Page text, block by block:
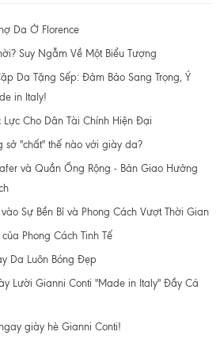
Da Ở Florence
Suy Ngẫm Về Một Biểu Tượng
Da Tặng Sếp: Đảm Bảo Sang Trọng, Ý
in Italy!
Lực Cho Dân Tài Chính Hiện Đại
sở "chất" thế nào với giày da?
và Quần Ống Rộng - Bản Giao Hưởng
Sự Bền Bỉ và Phong Cách Vượt Thời Gian
Phong Cách Tinh Tế
Da Luôn Bóng Đẹp
Lười Gianni Conti "Made in Italy" Đầy Cá
giày hè Gianni Conti!